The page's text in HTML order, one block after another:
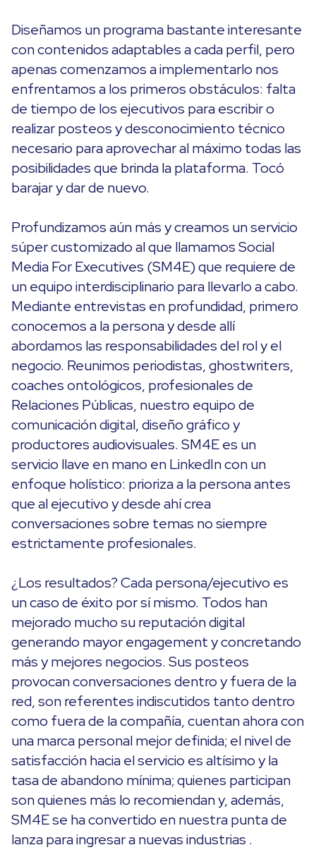
Diseñamos un programa bastante interesante
con contenidos adaptables a cada perfil, pero
apenas comenzamos a implementarlo nos
enfrentamos a los primeros obstáculos: falta
de tiempo de los ejecutivos para escribir o
realizar posteos y desconocimiento técnico
necesario para aprovechar al máximo todas las
posibilidades que brinda la plataforma. Tocó
barajar y dar de nuevo.
Profundizamos aún más y creamos un servicio
súper customizado al que llamamos Social
Media For Executives (SM4E) que requiere de
un equipo interdisciplinario para llevarlo a cabo.
Mediante entrevistas en profundidad, primero
conocemos a la persona y desde allí
abordamos las responsabilidades del rol y el
negocio. Reunimos periodistas, ghostwriters,
coaches ontológicos, profesionales de
Relaciones Públicas, nuestro equipo de
comunicación digital, diseño gráfico y
productores audiovisuales. SM4E es un
servicio llave en mano en LinkedIn con un
enfoque holístico: prioriza a la persona antes
que al ejecutivo y desde ahí crea
conversaciones sobre temas no siempre
estrictamente profesionales.
¿Los resultados? Cada persona/ejecutivo es
un caso de éxito por sí mismo. Todos han
mejorado mucho su reputación digital
generando mayor engagement y concretando
más y mejores negocios. Sus posteos
provocan conversaciones dentro y fuera de la
red, son referentes indiscutidos tanto dentro
como fuera de la compañía, cuentan ahora con
una marca personal mejor definida; el nivel de
satisfacción hacia el servicio es altísimo y la
tasa de abandono mínima; quienes participan
son quienes más lo recomiendan y, además,
SM4E se ha convertido en nuestra punta de
lanza para ingresar a nuevas industrias .